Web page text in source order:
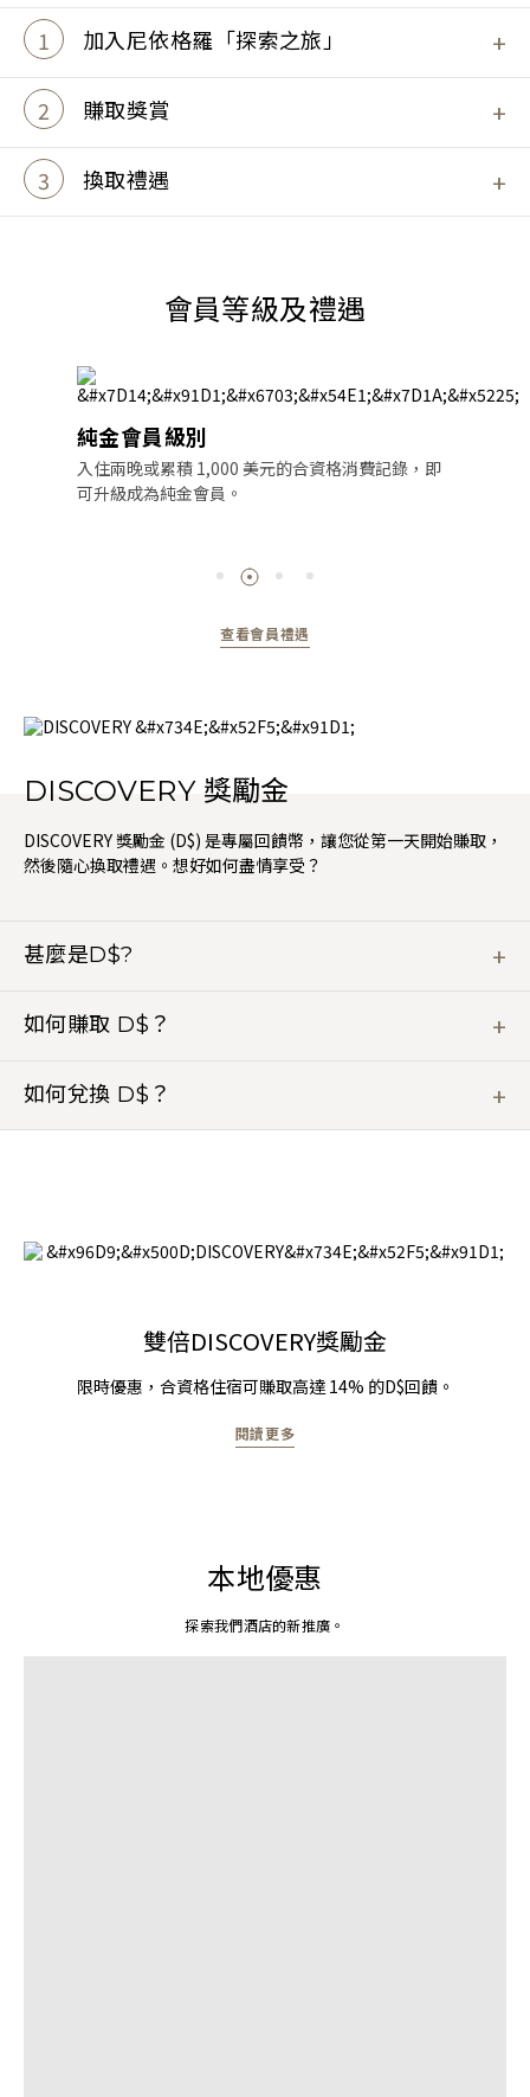
1 加入尼依格羅「探索之旅」
2 賺取獎賞
體驗活動，於每一次互動中賺取 DISCOVERY 獎勵
金。
3 換取禮遇
會員等級及禮遇
純金會員級別
入住兩晚或累積 1,000 美元的合資格消費記錄，即
可升級成為純金會員。
查看會員禮遇
DISCOVERY 獎勵金
DISCOVERY 獎勵金 (D$) 是專屬回饋幣，讓您從第一天開始賺取，
然後隨心換取禮遇。想好如何盡情享受？
甚麼是D$?
DISCOVERY 忠誠計劃應用程式或網站，檢查您的 D$ 結餘。
如何賺取 D$？
D$，而有關獎賞將隨不同級別而增加。
如何兌換 D$？
雙倍DISCOVERY獎勵金
限時優惠，合資格住宿可賺取高達 14% 的D$回饋。
閱讀更多
本地優惠
探索我們酒店的新推廣。